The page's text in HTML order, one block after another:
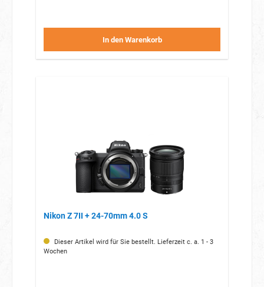
In den Warenkorb
Nikon Z 7II + 24-70mm 4.0 S
Dieser Artikel wird für Sie bestellt. Lieferzeit c. a. 1 - 3
Wochen